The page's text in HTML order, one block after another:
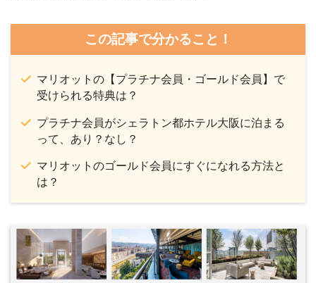
この記事で分かること！
マリオットの【プラチナ会員・ゴールド会員】で
受けられる特典は？
プラチナ会員がシェラトン都ホテル大阪に泊まる
って、あり？なし？
マリオットのゴールド会員にすぐになれる方法と
は？